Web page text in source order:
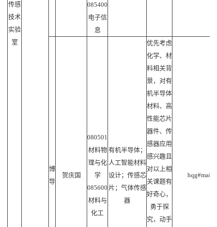
传感
技术
实验
室
085400
电子信
息
博
导
贺庆国
080501
材料物
理与化
学
085600
材料与
化工
有机半导体；
人工智能材料
设计；传感芯
片；气体传感
器
优先考虑
化学、材
料相关背
景，对有
机半导体
材料、高
性能芯片
器件、传
感器应用
感兴趣且
对以上相
关课题有
好奇心，
勇于探
究，动手